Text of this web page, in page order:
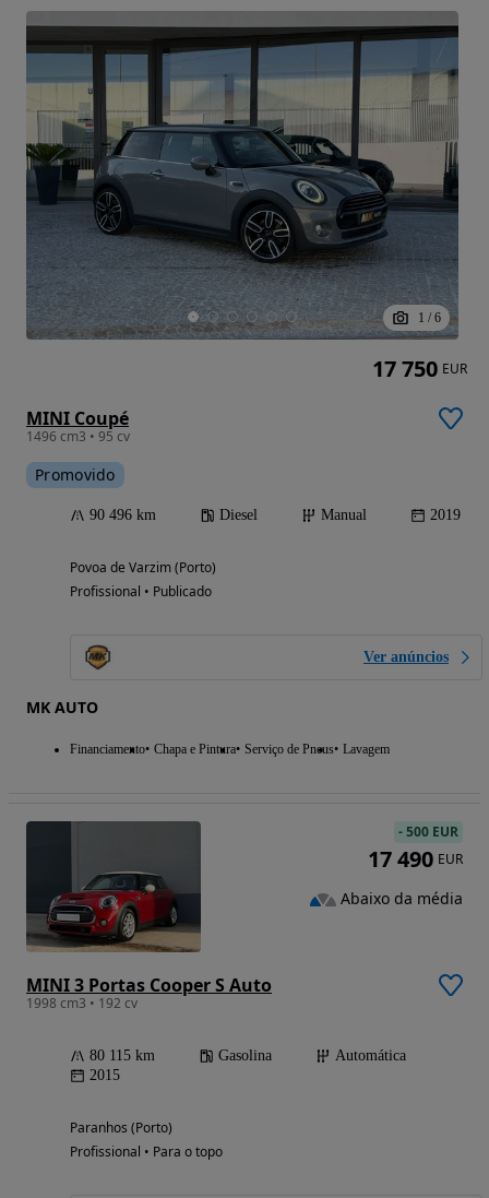
1 / 6
MINI Coupé
1496 cm3 • 95 cv
Promovido
90 496 km Diesel Manual 2019
Povoa de Varzim (Porto)
Profissional • Publicado
Ver anúncios
MK AUTO
Financiamento Chapa e Pintura Serviço de Pneus Lavagem
17 750 EUR
MINI 3 Portas Cooper S Auto
1998 cm3 • 192 cv
80 115 km Gasolina
Automática
2015
Paranhos (Porto)
Profissional • Para o topo
-500 EUR
17 490 EUR
Abaixo da média